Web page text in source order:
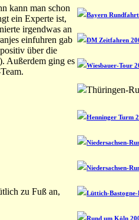
kann man schon
ein Experte ist,
irgendwas an
einfuhren gab
über die
Außerdem ging es
zu Fuß an,
Bayern
DM Zeitfahren
Wiesbauer-Tour
Thüringen-
Henninger Turm
Niedersachsen-
Niedersachsen-
Lüttich-
Rund um Köln